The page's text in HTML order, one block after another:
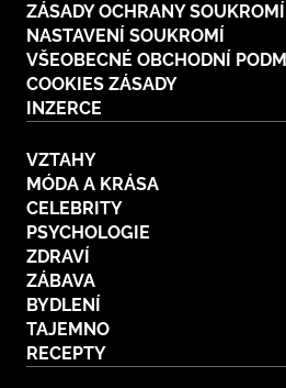
ZÁSADY OCHRANY SOUKROMÍ
NASTAVENÍ SOUKROMÍ
VŠEOBECNÉ OBCHODNÍ
COOKIES ZÁSADY
INZERCE
VZTAHY
MÓDA A KRÁSA
CELEBRITY
PSYCHOLOGIE
ZDRAVÍ
ZÁBAVA
BYDLENÍ
TAJEMNO
RECEPTY